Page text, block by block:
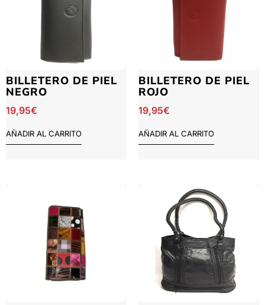
BILLETERO DE PIEL
NEGRO
19,95€
AÑADIR AL CARRITO
BILLETERO DE PIEL
ROJO
19,95€
AÑADIR AL CARRITO